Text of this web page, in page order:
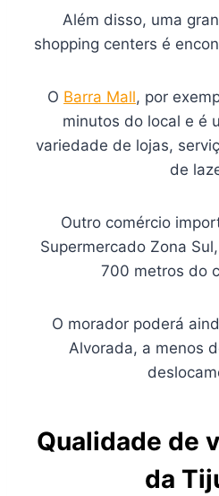
Além disso, uma
shopping centers é
O Barra Mall, por
minutos do local e é
variedade de lojas,
de
Outro comércio
Supermercado Zona
700 metros do
O morador poderá
Alvorada, a menos
Qualidade de
da